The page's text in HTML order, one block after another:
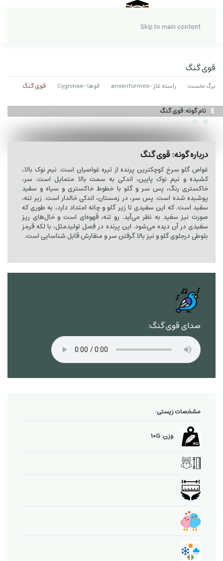
Skip to main content
قوی گنگ
برگ نخست راسته غاز -anseriformes قوها -Cygninae قوی گنگ
نام گونه: قوی گنگ
درباره گونه: قوی گنگ
غواص گلو سرخ کوچکترین پرنده از تیره غواصیان است. نیم نوک بالا،
کشیده و نیم نوک پایین، اندکی به سمت بالا متمایل است. سر،
خاکستری رنگ، پس سر و گلو با خطوط خاکستری و سیاه و سفید
پوشیده شده است. پس سر، در زمستان، اندکی خالدار است. زیر تنه،
سفید است. که این سفیدی تا زیر گلو و چانه امتداد دارد، به طوری که
صورت نیز سفید به نظر می‌آید. رو تنه، قهوه‌ای است و خال‌های ریز
سفیدی در آن دیده می‌شود. این پرنده در فصل تولیدمثل، با لکه قرمز
بلوطی درجلوی گلو و نیز بالا گرفتن سر و منقارش قابل شناسایی است.
صدای قوی گنگ:
مشخصات زیستی:
وزن: 10G